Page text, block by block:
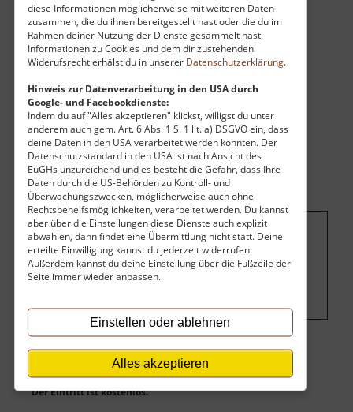
diese Informationen möglicherweise mit weiteren Daten
zusammen, die du ihnen bereitgestellt hast oder die du im
Rahmen deiner Nutzung der Dienste gesammelt hast.
Informationen zu Cookies und dem dir zustehenden
Widerufsrecht erhälst du in unserer Datenschutzerklärung.
Hinweis zur Datenverarbeitung in den USA durch
Google- und Facebookdienste:
Indem du auf "Alles akzeptieren" klickst, willigst du unter
anderem auch gem. Art. 6 Abs. 1 S. 1 lit. a) DSGVO ein, dass
deine Daten in den USA verarbeitet werden könnten. Der
Datenschutzstandard in den USA ist nach Ansicht des
EuGHs unzureichend und es besteht die Gefahr, dass Ihre
Daten durch die US-Behörden zu Kontroll- und
Überwachungszwecken, möglicherweise auch ohne
Rechtsbehelfsmöglichkeiten, verarbeitet werden. Du kannst
aber über die Einstellungen diese Dienste auch explizit
abwählen, dann findet eine Übermittlung nicht statt. Deine
erteilte Einwilligung kannst du jederzeit widerrufen.
Außerdem kannst du deine Einstellung über die Fußzeile der
Seite immer wieder anpassen.
Einstellen oder ablehnen
Alles akzeptieren
geprägt, die den Namen "Schreckenberger"
trugen.
Um dieses Projekt zu finanzieren, wird
hier Werbung eingeblendet.Cookie-
Einstellungen ändern
Der Eintritt ist kostenlos.